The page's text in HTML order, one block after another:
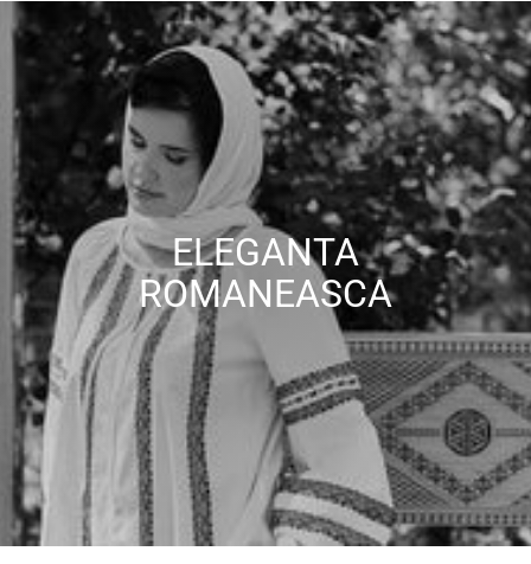
ELEGANTA
ROMANEASCA